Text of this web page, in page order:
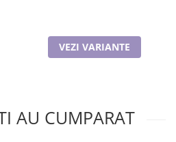
VEZI VARIANTE
AU CUMPARAT